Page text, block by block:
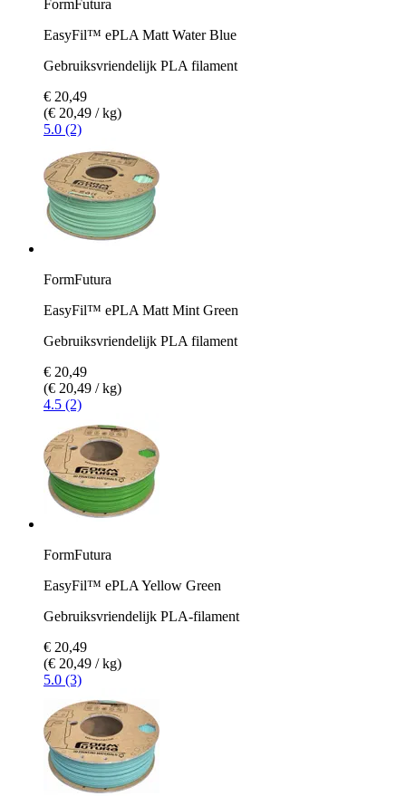
FormFutura
EasyFil™ ePLA Matt Water Blue
Gebruiksvriendelijk PLA filament
€ 20,49
(€ 20,49 / kg)
5.0 (2)
FormFutura
EasyFil™ ePLA Matt Mint Green
Gebruiksvriendelijk PLA filament
€ 20,49
(€ 20,49 / kg)
4.5 (2)
FormFutura
EasyFil™ ePLA Yellow Green
Gebruiksvriendelijk PLA-filament
€ 20,49
(€ 20,49 / kg)
5.0 (3)